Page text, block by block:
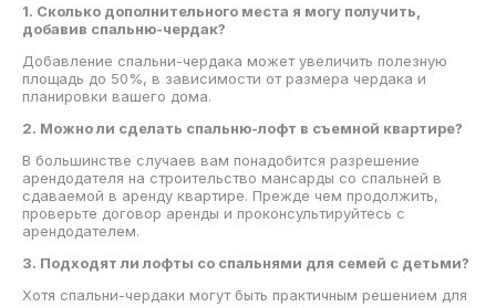
1. Сколько дополнительного места я могу получить,
добавив спальню-чердак?
Добавление спальни-чердака может увеличить полезную
площадь до 50%, в зависимости от размера чердака и
планировки вашего дома.
2. Можно ли сделать спальню-лофт в съемной квартире?
В большинстве случаев вам понадобится разрешение
арендодателя на строительство мансарды со спальней в
сдаваемой в аренду квартире. Прежде чем продолжить,
проверьте договор аренды и проконсультируйтесь с
арендодателем.
3. Подходят ли лофты со спальнями для семей с детьми?
Хотя спальни-чердаки могут быть практичным решением для